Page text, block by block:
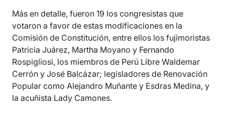
Más en detalle, fueron 19 los congresistas que
votaron a favor de estas modificaciones en la
Comisión de Constitución, entre ellos los fujimoristas
Patricia Juárez, Martha Moyano y Fernando
Rospigliosi, los miembros de Perú Libre Waldemar
Cerrón y José Balcázar; legisladores de Renovación
Popular como Alejandro Muñante y Esdras Medina, y
la acuñista Lady Camones.